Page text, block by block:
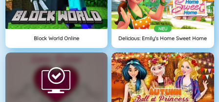
Block World Online
NEU
Delicious: Emily's Home Sweet Home